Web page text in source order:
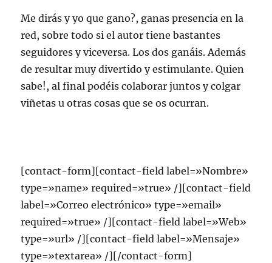
Me dirás y yo que gano?, ganas presencia en la
red, sobre todo si el autor tiene bastantes
seguidores y viceversa. Los dos ganáis. Además
de resultar muy divertido y estimulante. Quien
sabe!, al final podéis colaborar juntos y colgar
viñetas u otras cosas que se os ocurran.
[contact-form][contact-field label=»Nombre»
type=»name» required=»true» /][contact-field
label=»Correo electrónico» type=»email»
required=»true» /][contact-field label=»Web»
type=»url» /][contact-field label=»Mensaje»
type=»textarea» /][/contact-form]